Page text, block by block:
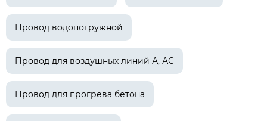
Провод водопогружной
Провод для воздушных линий А, АС
Провод для прогрева бетона